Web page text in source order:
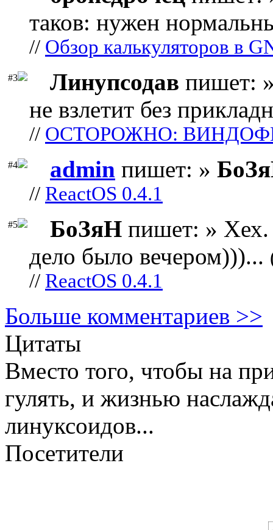
таков: нужен
// Обзор калькуляторов в
#3 Линупсодав пишет:
не взлетит без
// ОСТОРОЖНО:
#4 admin пишет: »
// ReactOS 0.4.1
#5 БоЗяН пишет: » Хех.
дело было вечером)))...
// ReactOS 0.4.1
Больше комментариев >>
Цитаты
Вместо того, чтобы на
гулять, и жизнью
линуксоидов...
Посетители